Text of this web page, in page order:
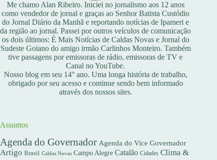
Me chamo Alan Ribeiro. Iniciei no jornalismo aos 12 anos
como vendedor de jornal e graças ao Senhor Batista Custódio
do Jornal Diário da Manhã e reportando notícias de Ipameri e
da região ao jornal. Passei por outros veículos de comunicação
os dois últimos: É Mais Notícias de Caldas Novas e Jornal do
Sudeste Goiano do amigo irmão Carlinhos Monteiro. Também
tive passagens por emissoras de rádio, emissoras de TV e
Canal no YouTube.
Nosso blog em seu 14° ano. Uma longa história de trabalho,
obrigado por seu acesso e continue sendo bem informado
através dos nossos sites.
Assuntos
Agenda do Governador Agenda do Vice Governador
Artigo Brasil Caldas Novas Campo Alegre Catalão Cidades Clima &